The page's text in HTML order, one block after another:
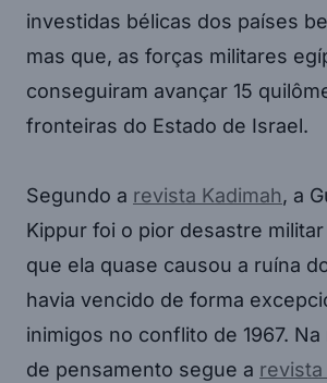
investidas bélicas dos países
mas que, as forças militares
conseguiram avançar 15
fronteiras do Estado de Israel.
Segundo a revista Kadimah, a
Kippur foi o pior desastre
que ela quase causou a ruína
havia vencido de forma
inimigos no conflito de 1967. Na
de pensamento segue a revista